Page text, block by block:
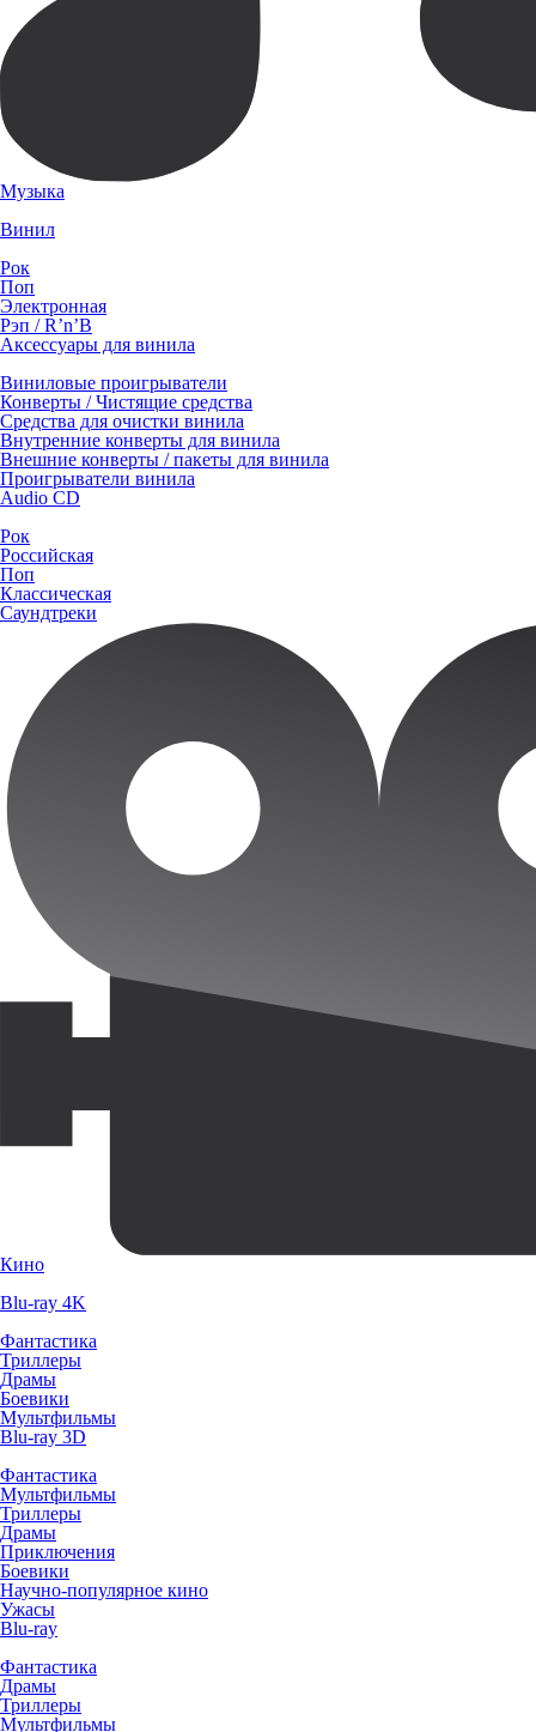
Музыка
Винил
Рок
Поп
Электронная
Рэп / R’n’B
Аксессуары для винила
Виниловые проигрыватели
Конверты / Чистящие средства
Средства для очистки винила
Внутренние конверты для винила
Внешние конверты / пакеты для винила
Проигрыватели винила
Audio CD
Рок
Российская
Поп
Классическая
Саундтреки
Кино
Blu-ray 4K
Фантастика
Триллеры
Драмы
Боевики
Мультфильмы
Blu-ray 3D
Фантастика
Мультфильмы
Триллеры
Драмы
Приключения
Боевики
Научно-популярное кино
Ужасы
Blu-ray
Фантастика
Драмы
Триллеры
Мультфильмы